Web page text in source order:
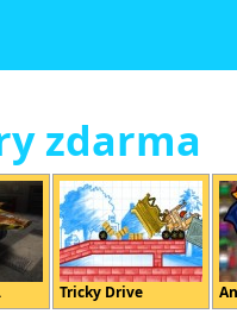
zdarma
Tricky Drive